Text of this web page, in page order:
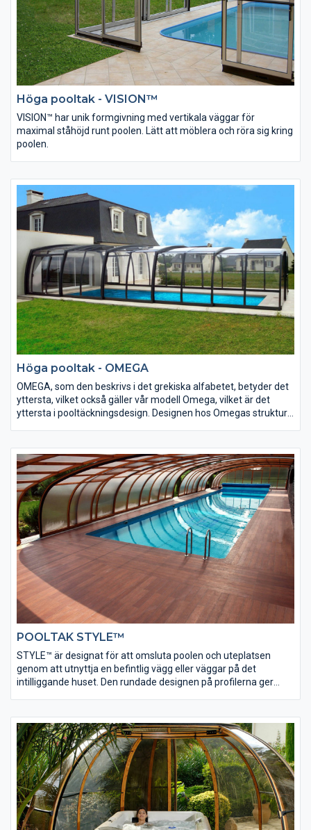
Höga pooltak - VISION™
VISION™ har unik formgivning med vertikala väggar för
maximal ståhöjd runt poolen. Lätt att möblera och röra sig kring
poolen.
Höga pooltak - OMEGA
OMEGA, som den beskrivs i det grekiska alfabetet, betyder det
yttersta, vilket också gäller vår modell Omega, vilket är det
yttersta i pooltäckningsdesign. Designen hos Omegas struktur
tillåta användarna att gå innanför inneslutningen.
Den tekniskt avancerade, nya designen ger en känsla av
storslagenhet och oöverträffad kvalitet.
POOLTAK STYLE™
STYLE™ är designat för att omsluta poolen och uteplatsen
genom att utnyttja en befintlig vägg eller väggar på det
intilliggande huset. Den rundade designen på profilerna ger
taket sitter på den lodräta väggen. Utrymmet mellan vägg och
pool är snyggt inglasat och på så sätt skyddat.